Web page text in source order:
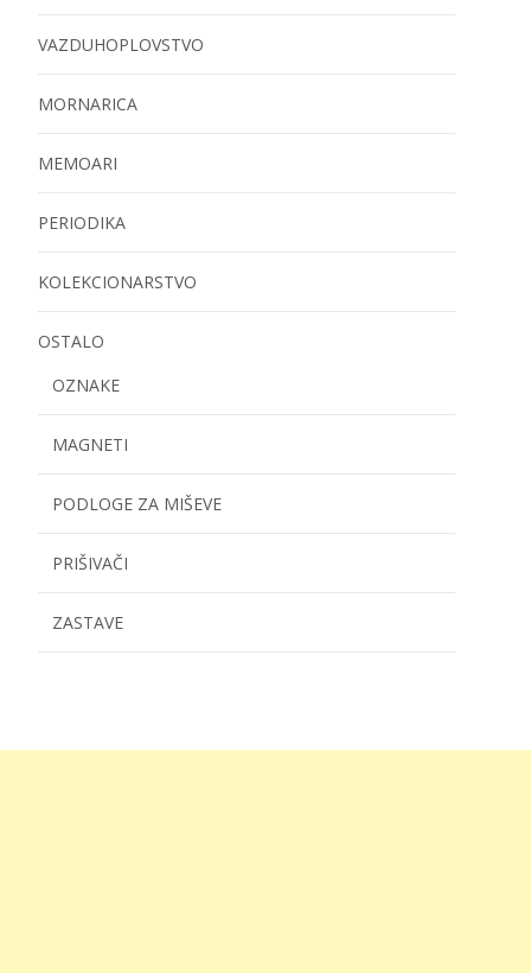
VAZDUHOPLOVSTVO
MORNARICA
MEMOARI
PERIODIKA
KOLEKCIONARSTVO
OSTALO
OZNAKE
MAGNETI
PODLOGE ZA MIŠEVE
PRIŠIVAČI
ZASTAVE